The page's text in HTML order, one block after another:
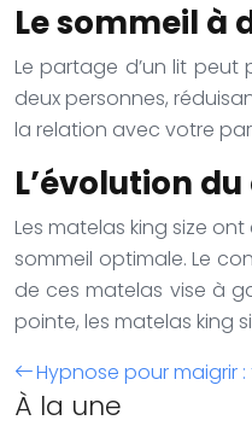
Le sommeil à
Le partage d’un lit peut
deux personnes,
la relation avec votre
L’évolution
Les matelas king size
sommeil optimale. Le
de ces matelas vise à
pointe, les matelas king
Hypnose pour maigrir
À la une